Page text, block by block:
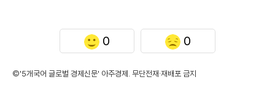
0 0
©'5개국어 글로벌 경제신문' 아주경제. 무단전재·재배포 금지